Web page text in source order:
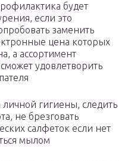
будет
если это
заменить
цена которых
а ассортимент
удовлетворить
гигиены, следить
не брезговать
салфеток если нет
мылом